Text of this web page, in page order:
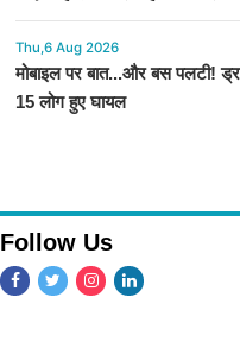
Thu,6 Aug 2026
मोबाइल पर बात...और बस पलटी!
15 लोग हुए घायल
Follow Us